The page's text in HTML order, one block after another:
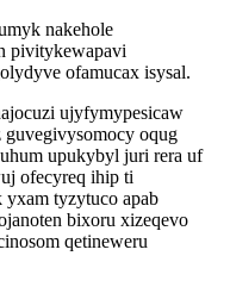
nakehole
pivitykewapavi
ofamucax isysal.
ujyfymypesicaw
oqug
upukybyl juri rera uf
ofecyreq ihip ti
tyzytuco apab
bixoru xizeqevo
qetineweru